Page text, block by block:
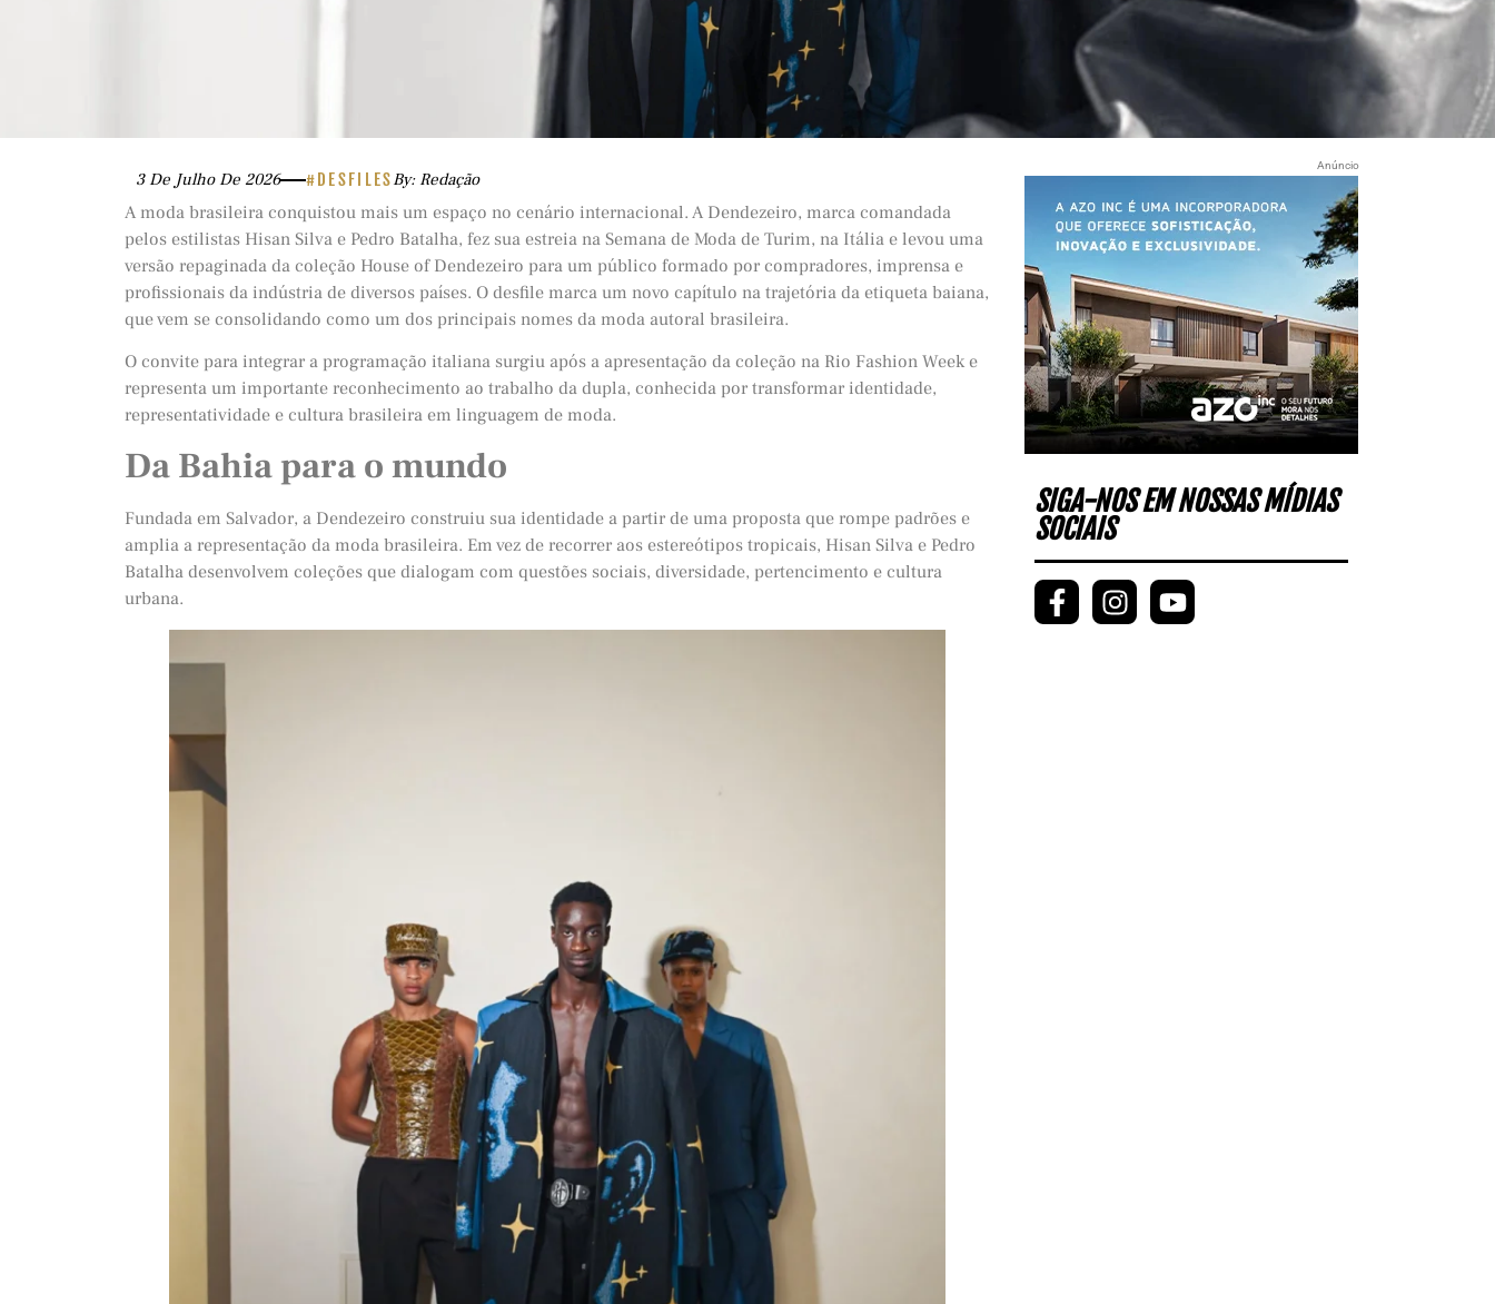
3 De Julho De 2026 #DESFILESBy: Redação
A moda brasileira conquistou mais um espaço no cenário internacional. A Dendezeiro, marca comandada
pelos estilistas Hisan Silva e Pedro Batalha, fez sua estreia na Semana de Moda de Turim, na Itália e levou uma
versão repaginada da coleção House of Dendezeiro para um público formado por compradores, imprensa e
profissionais da indústria de diversos países. O desfile marca um novo capítulo na trajetória da etiqueta baiana,
que vem se consolidando como um dos principais nomes da moda autoral brasileira.
O convite para integrar a programação italiana surgiu após a apresentação da coleção na Rio Fashion Week e
representa um importante reconhecimento ao trabalho da dupla, conhecida por transformar identidade,
representatividade e cultura brasileira em linguagem de moda.
Da Bahia para o mundo
Fundada em Salvador, a Dendezeiro construiu sua identidade a partir de uma proposta que rompe padrões e
amplia a representação da moda brasileira. Em vez de recorrer aos estereótipos tropicais, Hisan Silva e Pedro
Batalha desenvolvem coleções que dialogam com questões sociais, diversidade, pertencimento e cultura
urbana.
Anúncio
SIGA-NOS EM NOSSAS MÍDIAS
SOCIAIS